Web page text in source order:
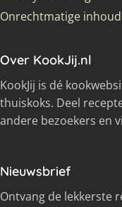
Onrechtmatige
Over KookJij.nl
KookJij is dé
thuiskoks. Deel
andere bezoekers en
Nieuwsbrief
Ontvang de lekkerste